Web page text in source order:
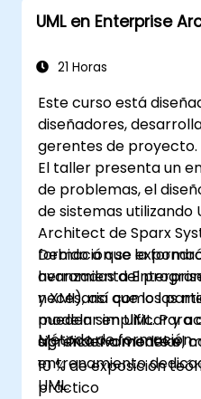
UML en Enterprise
21 Horas
Este curso está
diseñadores,
gerentes de proyecto.
El taller presenta un
de problemas, el
de sistemas utilizando
Architect de Sparx
formación se
avanzadas del
y XMI), así como las
pueden simplificar y
significativamente el
Debido a que la
herramienta
necesario que los
modelar en UML. Para
aprender a modelar,
entrenamiento
UML.
Método de formación
10 % de exposición
práctico